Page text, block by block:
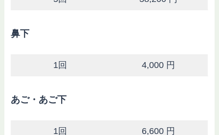
鼻下
1回 4,000 円
あご・あご下
1回 6,600 円